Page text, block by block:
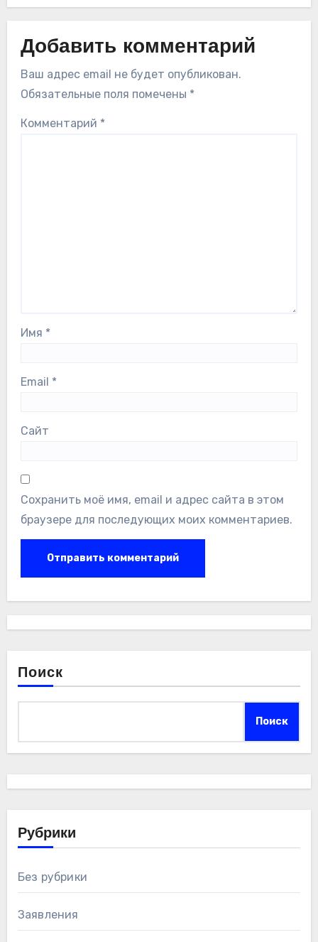
Добавить комментарий
Ваш адрес email не будет опубликован.
Обязательные поля помечены *
Комментарий *
Имя *
Email *
Сайт
Сохранить моё имя, email и адрес сайта в этом
браузере для последующих моих комментариев.
Поиск
Поиск
Рубрики
Без рубрики
Заявления